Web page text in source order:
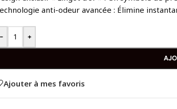
anti-odeur avancée : Élimine
- +
Ajouter à mes favoris